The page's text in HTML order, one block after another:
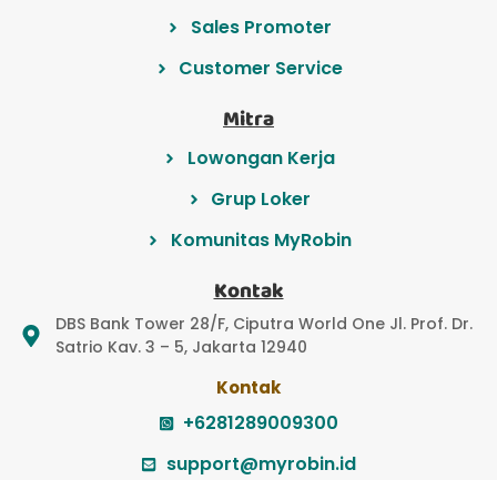
Sales Promoter
Customer Service
Mitra
Lowongan Kerja
Grup Loker
Komunitas MyRobin
Kontak
DBS Bank Tower 28/F, Ciputra World One Jl. Prof. Dr.
Satrio Kav. 3 – 5, Jakarta 12940
Kontak
+6281289009300
support@myrobin.id